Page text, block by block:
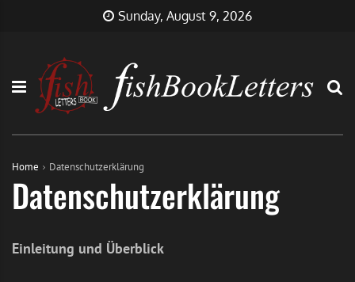
Sunday, August 9, 2026
Home Datenschutzerklärung
Datenschutzerklärung
Einleitung und Überblick